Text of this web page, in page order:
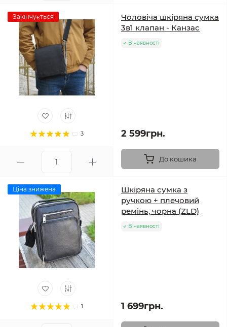
Закінчується
3
Чоловіча шкіряна сумка
3в1 клапан - Канзас
В наявності
2 599грн.
До кошика
Ціна знижена
1
Шкіряна сумка з
ручкою + плечовий
ремінь, чорна (ZLD)
В наявності
1 699грн.